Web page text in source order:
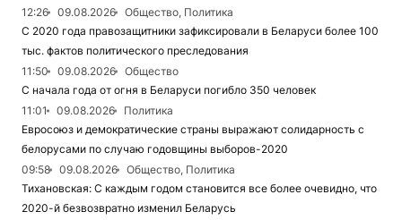
12:26
09.08.2026
Общество, Политика
С 2020 года правозащитники зафиксировали в Беларуси более 100
тыс. фактов политического преследования
11:50
09.08.2026
Общество
С начала года от огня в Беларуси погибло 350 человек
11:01
09.08.2026
Политика
Евросоюз и демократические страны выражают солидарность с
белорусами по случаю годовщины выборов-2020
09:58
09.08.2026
Общество, Политика
Тихановская: С каждым годом становится все более очевидно, что
2020-й безвозвратно изменил Беларусь